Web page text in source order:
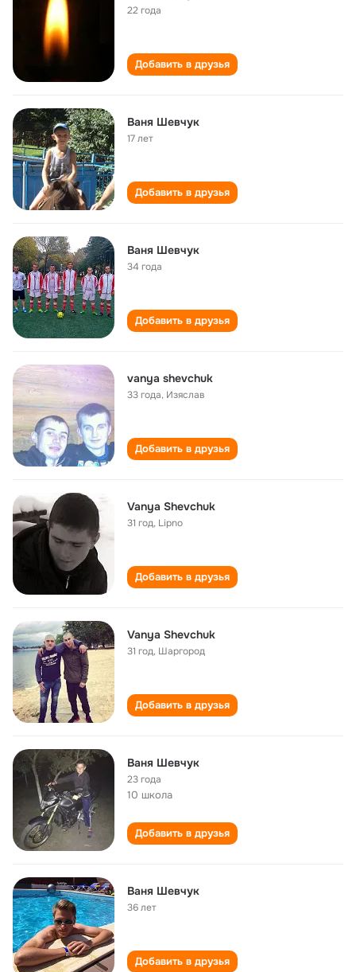
22 года
Добавить в друзья
Ваня Шевчук
17 лет
Добавить в друзья
Ваня Шевчук
34 года
Добавить в друзья
vanya shevchuk
33 года, Изяслав
Добавить в друзья
Vanya Shevchuk
31 год, Lіpno
Добавить в друзья
Vanya Shevchuk
31 год, Шаргород
Добавить в друзья
Ваня Шевчук
23 года
10 школа
Добавить в друзья
Ваня Шевчук
36 лет
Добавить в друзья